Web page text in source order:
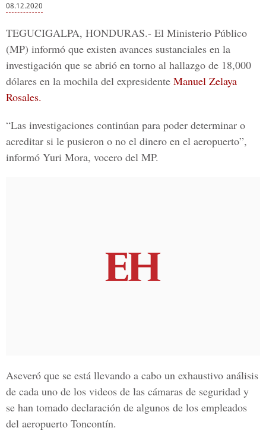
08.12.2020
TEGUCIGALPA, HONDURAS.- El Ministerio Público
(MP) informó que existen avances sustanciales en la
investigación que se abrió en torno al hallazgo de 18,000
dólares en la mochila del expresidente Manuel Zelaya
Rosales.
“Las investigaciones continúan para poder determinar o
acreditar si le pusieron o no el dinero en el aeropuerto”,
informó Yuri Mora, vocero del MP.
Aseveró que se está llevando a cabo un exhaustivo análisis
de cada uno de los videos de las cámaras de seguridad y
se han tomado declaración de algunos de los empleados
del aeropuerto Toncontín.